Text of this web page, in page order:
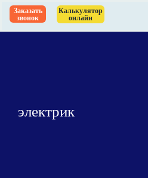
SkipЗаказать
звонок
Калькулятор
онлайн
электрик